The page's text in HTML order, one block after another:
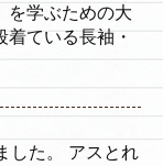
を学ぶための大
ている長袖・
した。 アスとれ